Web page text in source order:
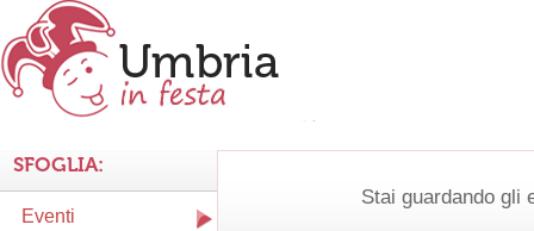
Stai guardando gli
SFOGLIA:
Eventi